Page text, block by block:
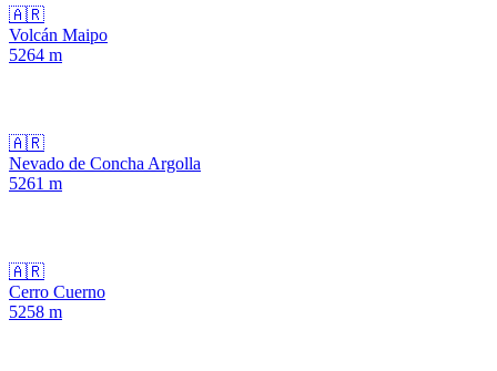
🇦🇷
Volcán Maipo
5264 m
🇦🇷
Nevado de Concha Argolla
5261 m
🇦🇷
Cerro Cuerno
5258 m